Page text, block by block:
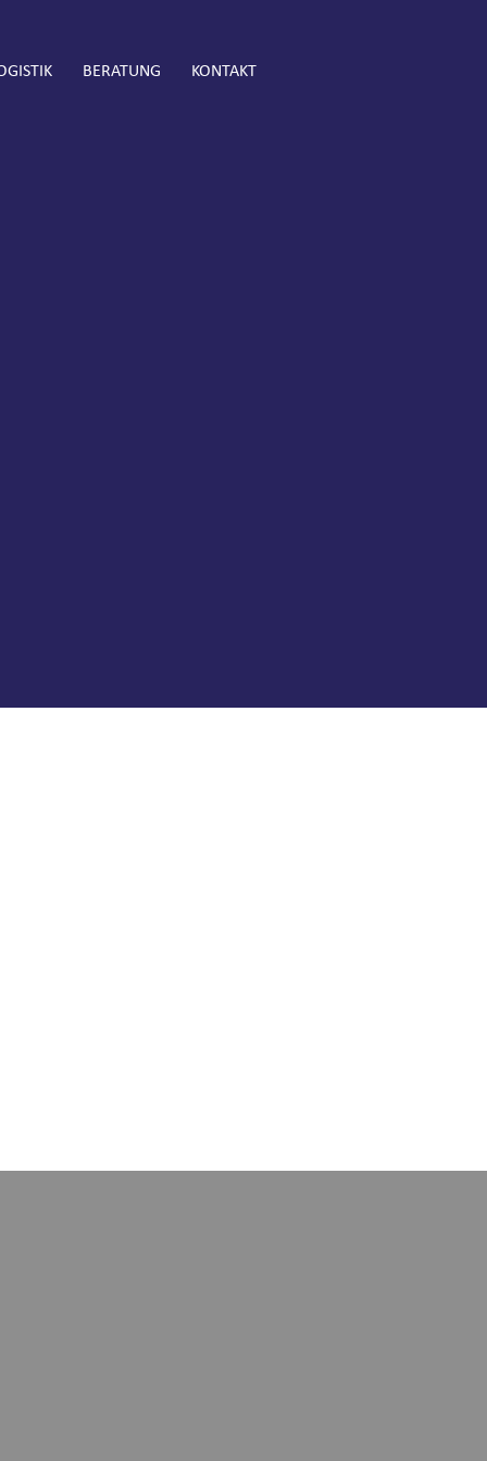
BERATUNG KONTAKT